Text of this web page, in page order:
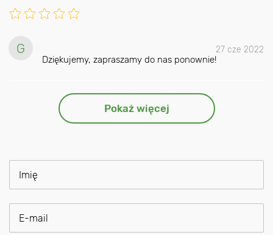
G 27 cze 2022
Dziękujemy, zapraszamy do nas ponownie!
Pokaż więcej